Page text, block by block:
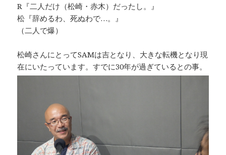
R『二人だけ（松崎・赤木）だったし。』
松『辞めるわ、死ぬわで…。』
（二人で爆）
松崎さんにとってSAMは吉となり、大きな転機となり現
在にいたっています。すでに30年が過ぎているとの事。